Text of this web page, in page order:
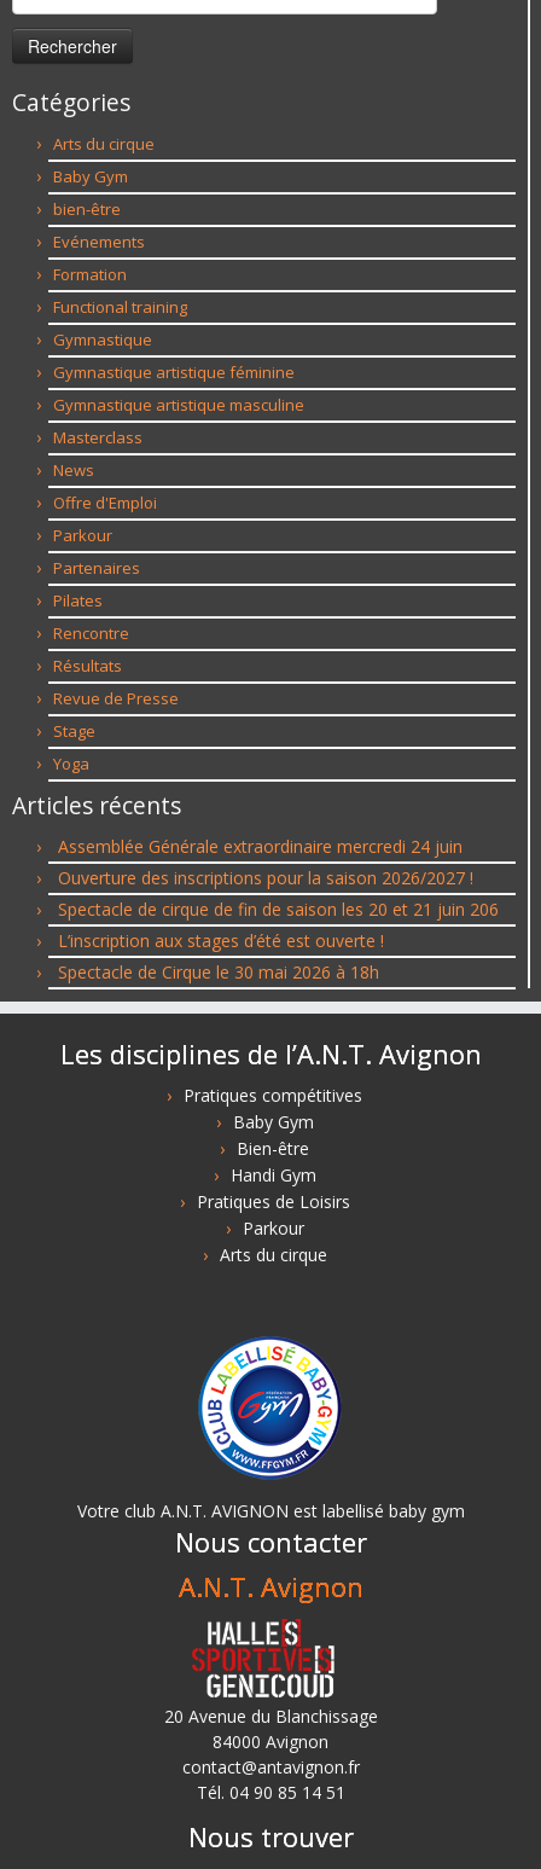
Catégories
Arts du cirque
Baby Gym
bien-être
Evénements
Formation
Functional training
Gymnastique
Gymnastique artistique féminine
Gymnastique artistique masculine
Masterclass
News
Offre d'Emploi
Parkour
Partenaires
Pilates
Rencontre
Résultats
Revue de Presse
Stage
Yoga
Articles récents
Assemblée Générale extraordinaire mercredi 24 juin
Ouverture des inscriptions pour la saison 2026/2027 !
Spectacle de cirque de fin de saison les 20 et 21 juin 206
L’inscription aux stages d’été est ouverte !
Spectacle de Cirque le 30 mai 2026 à 18h
Les disciplines de l’A.N.T. Avignon
Pratiques compétitives
Baby Gym
Bien-être
Handi Gym
Pratiques de Loisirs
Parkour
Arts du cirque
Votre club A.N.T. AVIGNON est labellisé baby gym
Nous contacter
A.N.T. Avignon
20 Avenue du Blanchissage
84000 Avignon
contact@antavignon.fr
Tél. 04 90 85 14 51
Nous trouver